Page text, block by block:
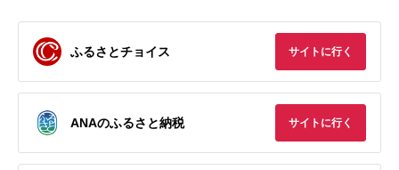
ふるさとチョイス サイトに行く
ANAのふるさと納税 サイトに行く